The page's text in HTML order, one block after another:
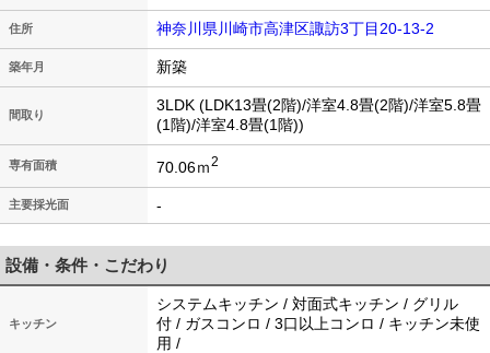
住所 神奈川県川崎市高津区諏訪3丁目20-13-2
築年月 新築
間取り
3LDK (LDK13畳(2階)/洋室4.8畳(2階)/洋室5.8畳
(1階)/洋室4.8畳(1階))
専有面積 70.06ｍ2
主要採光面 -
設備・条件・こだわり
キッチン
システムキッチン / 対面式キッチン / グリル
付 / ガスコンロ / 3口以上コンロ / キッチン未使
用 /